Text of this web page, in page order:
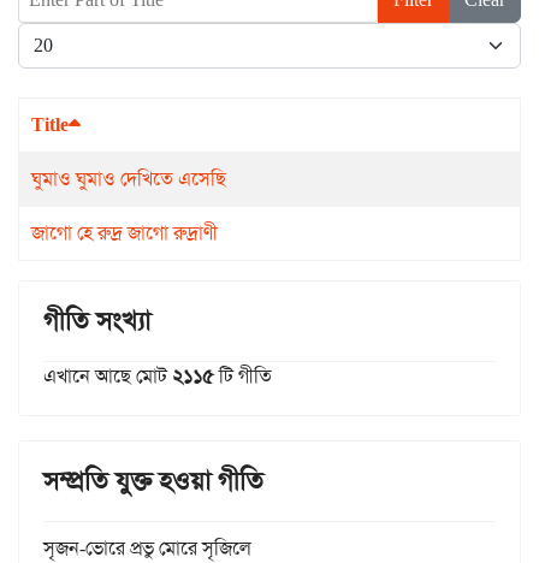
Display #
Title
ঘুমাও ঘুমাও দেখিতে এসেছি
জাগো হে রুদ্র জাগো রুদ্রাণী
গীতি সংখ্যা
এখানে আছে মোট২১১৫টি গীতি
সম্প্রতি যুক্ত হওয়া গীতি
সৃজন-ভোরে প্রভু মোরে সৃজিলে